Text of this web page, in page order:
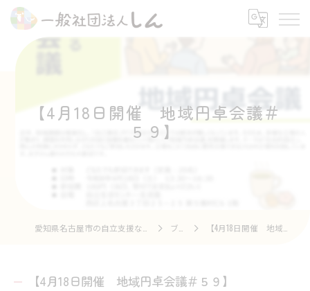
【4月18日開催 地域円卓会議＃
５９】
ブログ 【4月18日開催 地域円卓会議＃５９】
【4月18日開催 地域円卓会議＃５９】